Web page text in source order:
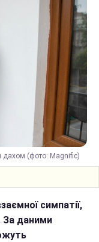
дахом (фото: Magnific)
симпатії,
За даними